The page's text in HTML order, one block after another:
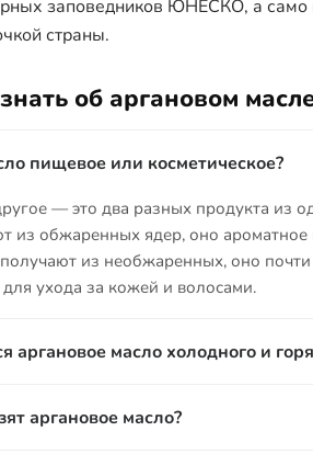
заповедников ЮНЕСКО, а само
страны.
об аргановом
пищевое или косметическое?
— это два разных продукта из
из обжаренных ядер, оно ароматное
из необжаренных, оно почти
ухода за кожей и волосами.
аргановое масло холодного и
и аромат, но выход меньше. При
аргановое масло?